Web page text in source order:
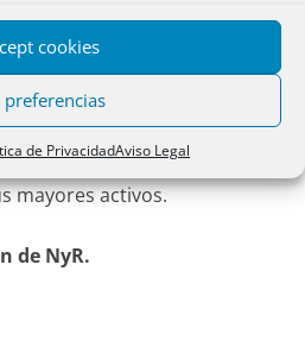
cookies
preferencias
de PrivacidadAviso Legal
deserenidad, sabiduría y
.
Jorge. Tu voz y tu obra
páginas, que encuentran en
mayores activos.
de NyR.